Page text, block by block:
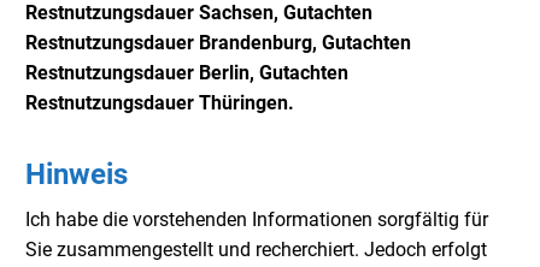
Restnutzungsdauer Sachsen, Gutachten
Restnutzungsdauer Brandenburg, Gutachten
Restnutzungsdauer Berlin, Gutachten
Restnutzungsdauer Thüringen.
Hinweis
Ich habe die vorstehenden Informationen sorgfältig für
Sie zusammengestellt und recherchiert. Jedoch erfolgt